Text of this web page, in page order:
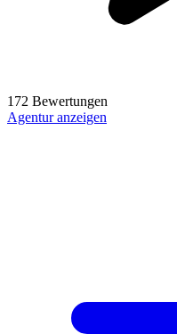
172 Bewertungen
Agentur anzeigen